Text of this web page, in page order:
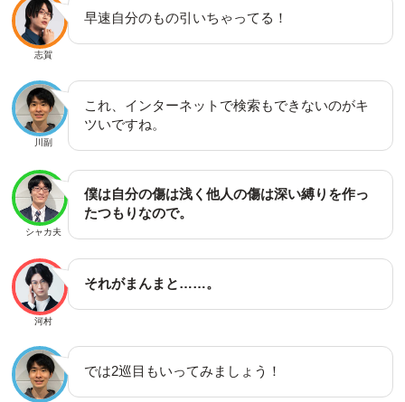
志賀
早速自分のもの引いちゃってる！
川副
これ、インターネットで検索もできないのがキ
ツいですね。
シャカ夫
僕は自分の傷は浅く他人の傷は深い縛りを作っ
たつもりなので。
河村
それがまんまと……。
では2巡目もいってみましょう！